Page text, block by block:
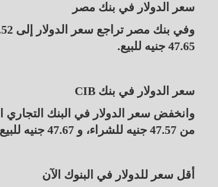
سعر الدولار في بنك مصر
47.65 جنيه للبيع.
سعر الدولار في بنك CIB
من 47.57 جنيه للشراء، و 47.67 جنيه للبيع.
أقل سعر للدولار في البنوك الآن